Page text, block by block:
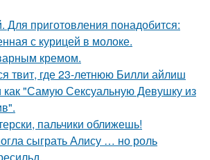
Для приготовления понадобится:
с курицей в молоке.
кремом.
твит, где 23-летнюю Билли айлиш
как "Самую Сексуальную Девушку из
пальчики оближешь!
сыграть Алису … но роль